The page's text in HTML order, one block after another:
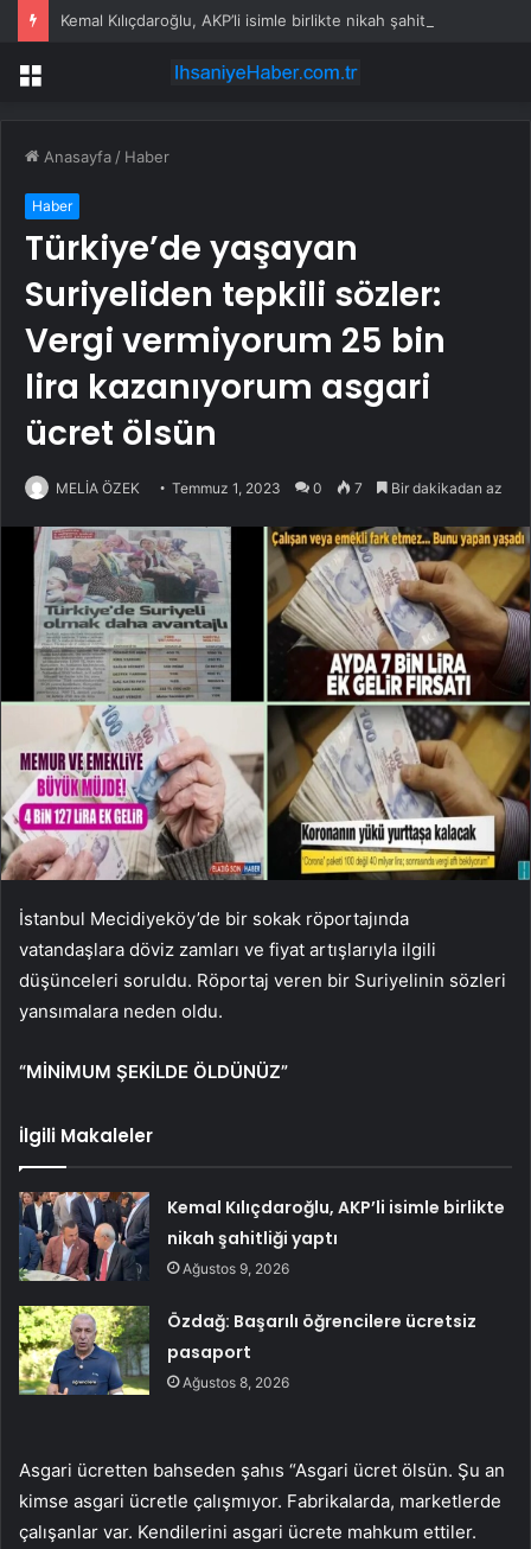
Kemal Kılıçdaroğlu, AKP’li isimle birlikte nikah şahitliği yaptı
Menü
Anasayfa / Haber
Haber
Türkiye’de yaşayan
Suriyeliden tepkili sözler:
Vergi vermiyorum 25 bin
lira kazanıyorum asgari
ücret ölsün
MELİA ÖZEK Temmuz 1, 2023 0 7 Bir dakikadan az
İstanbul Mecidiyeköy’de bir sokak röportajında ​​
vatandaşlara döviz zamları ve fiyat artışlarıyla ilgili
düşünceleri soruldu. Röportaj veren bir Suriyelinin sözleri
yansımalara neden oldu.
“MİNİMUM ŞEKİLDE ÖLDÜNÜZ”
İlgili Makaleler
Kemal Kılıçdaroğlu, AKP’li isimle birlikte
nikah şahitliği yaptı
Ağustos 9, 2026
Özdağ: Başarılı öğrencilere ücretsiz
pasaport
Ağustos 8, 2026
Asgari ücretten bahseden şahıs “Asgari ücret ölsün. Şu an
kimse asgari ücretle çalışmıyor. Fabrikalarda, marketlerde
çalışanlar var. Kendilerini asgari ücrete mahkum ettiler.